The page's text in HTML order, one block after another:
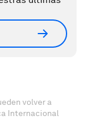
volver a
Internacional